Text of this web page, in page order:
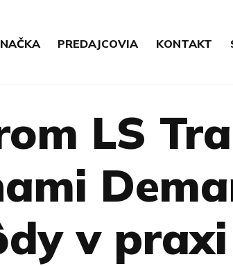
PREDAJCOVIA KONTAKT
LS
v praxi